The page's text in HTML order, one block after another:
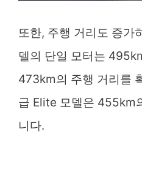
또한, 주행 거리도 증가
델의 단일 모터는
473km의 주행 거리를
급 Elite 모델은 455km
니다.